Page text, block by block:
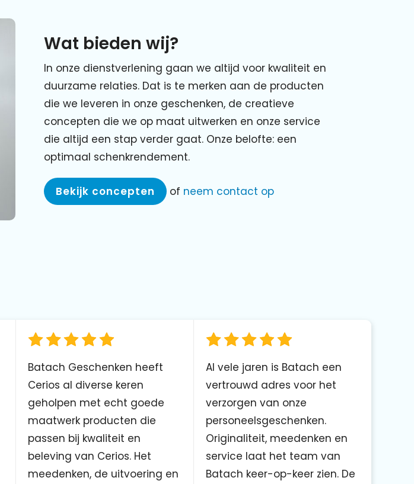
Wat bieden wij?
In onze dienstverlening gaan we altijd voor kwaliteit en
duurzame relaties. Dat is te merken aan de producten
die we leveren in onze geschenken, de creatieve
concepten die we op maat uitwerken en onze service
die altijd een stap verder gaat. Onze belofte: een
optimaal schenkrendement.
Bekijk concepten of neem contact op
Batach Geschenken heeft
Cerios al diverse keren
geholpen met echt goede
maatwerk producten die
passen bij kwaliteit en
beleving van Cerios. Het
meedenken, de uitvoering en
Al vele jaren is Batach een
vertrouwd adres voor het
verzorgen van onze
personeelsgeschenken.
Originaliteit, meedenken en
service laat het team van
Batach keer-op-keer zien. De